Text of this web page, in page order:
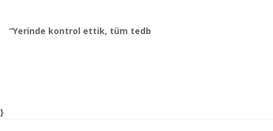
“Yerinde kontrol ettik, tüm tedb
}